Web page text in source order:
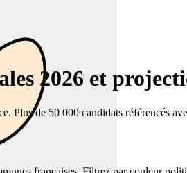
2026 et
Plus de 50 000 candidats référencés